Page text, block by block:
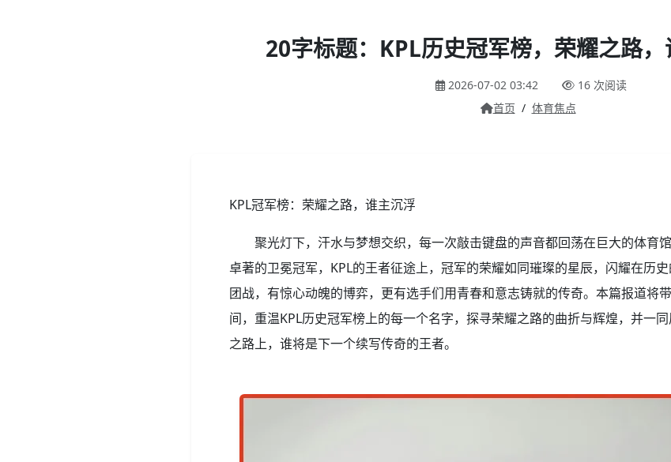
20字标题：KPL历史冠军榜，荣耀之路
2026-07-02 03:42
16 次阅读
首页 / 体育焦点
KPL冠军榜：荣耀之路，谁主沉浮
聚光灯下，汗水与梦想交织，每一次敲击键盘的声音都回荡在巨大的体育
卓著的卫冕冠军，KPL的王者征途上，冠军的荣耀如同璀璨的星辰，闪耀在历
团战，有惊心动魄的博弈，更有选手们用青春和意志铸就的传奇。本篇报道将
间，重温KPL历史冠军榜上的每一个名字，探寻荣耀之路的曲折与辉煌，并一
之路上，谁将是下一个续写传奇的王者。